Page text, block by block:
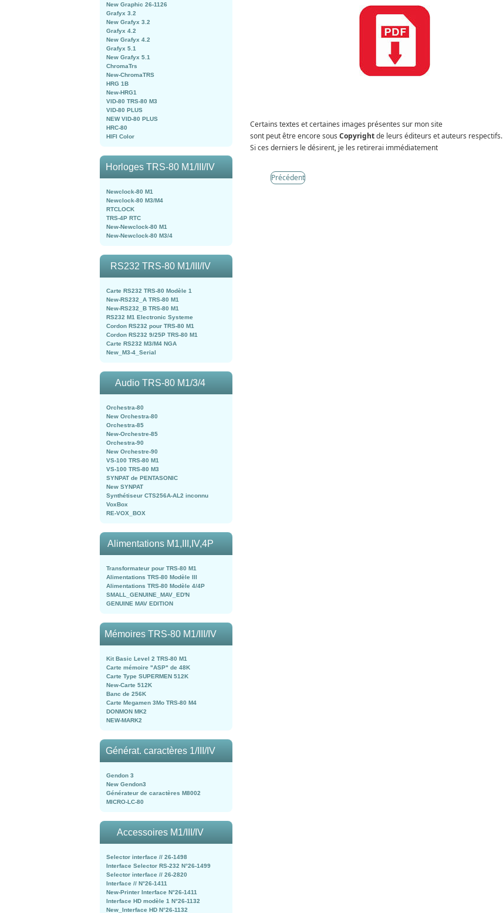
New Graphic 26-1126
Grafyx 3.2
New Grafyx 3.2
Grafyx 4.2
New Grafyx 4.2
Grafyx 5.1
New Grafyx 5.1
ChromaTrs
New-ChromaTRS
HRG 1B
New-HRG1
VID-80 TRS-80 M3
VID-80 PLUS
NEW VID-80 PLUS
HRC-80
HIFI Color
Horloges TRS-80 M1/III/IV
Newclock-80 M1
Newclock-80 M3/M4
RTCLOCK
TRS-4P RTC
New-Newclock-80 M1
New-Newclock-80 M3/4
RS232 TRS-80 M1/III/IV
Carte RS232 TRS-80 Modèle 1
New-RS232_A TRS-80 M1
New-RS232_B TRS-80 M1
RS232 M1 Electronic Systeme
Cordon RS232 pour TRS-80 M1
Cordon RS232 9/25P TRS-80 M1
Carte RS232 M3/M4 NGA
New_M3-4_Serial
Audio TRS-80 M1/3/4
Orchestra-80
New Orchestra-80
Orchestra-85
New-Orchestre-85
Orchestra-90
New Orchestre-90
VS-100 TRS-80 M1
VS-100 TRS-80 M3
SYNPAT de PENTASONIC
New SYNPAT
Synthétiseur CTS256A-AL2 inconnu
VoxBox
RE-VOX_BOX
Alimentations M1,III,IV,4P
Transformateur pour TRS-80 M1
Alimentations TRS-80 Modèle III
Alimentations TRS-80 Modèle 4/4P
SMALL_GENUINE_MAV_ED'N
GENUINE MAV EDITION
Mémoires TRS-80 M1/III/IV
Kit Basic Level 2 TRS-80 M1
Carte mémoire "ASP" de 48K
Carte Type SUPERMEN 512K
New-Carte 512K
Banc de 256K
Carte Megamen 3Mo TRS-80 M4
DONMON MK2
NEW-MARK2
Générat. caractères 1/III/IV
Gendon 3
New Gendon3
Générateur de caractères M8002
MICRO-LC-80
Accessoires M1/III/IV
Selector interface // 26-1498
Interface Selector RS-232 N°26-1499
Selector interface // 26-2820
Interface // N°26-1411
New-Printer Interface N°26-1411
Interface HD modèle 1 N°26-1132
New_Interface HD N°26-1132
Certains textes et certaines images présentes sur mon site
sont peut être encore sous Copyrightde leurs éditeurs et auteurs respectifs.
Si ces derniers le désirent, je les retirerai immédiatement
Précédent